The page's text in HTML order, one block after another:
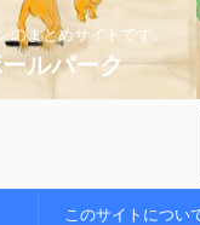
まとめサイトです。
ルパーク
このサイトについ